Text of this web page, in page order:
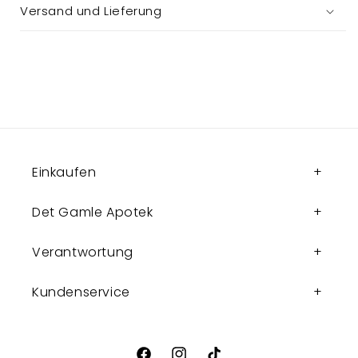
Versand und Lieferung
Einkaufen
Det Gamle Apotek
Verantwortung
Kundenservice